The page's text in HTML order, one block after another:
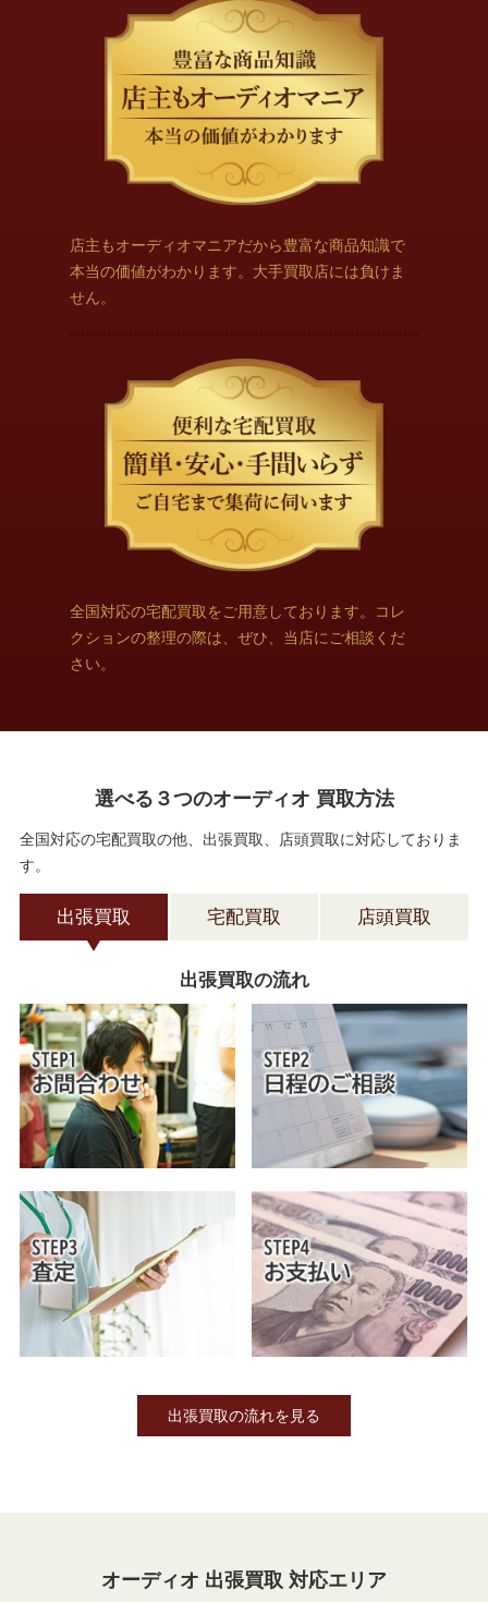
店主もオーディオマニアだから豊富な商品知識で
本当の価値がわかります。大手買取店には負けま
せん。
全国対応の宅配買取をご用意しております。コレ
クションの整理の際は、ぜひ、当店にご相談くだ
さい。
選べる３つのオーディオ 買取方法
全国対応の宅配買取の他、出張買取、店頭買取に対応しておりま
す。
出張買取 宅配買取 店頭買取
出張買取の流れ
出張買取の流れを見る
オーディオ 出張買取 対応エリア